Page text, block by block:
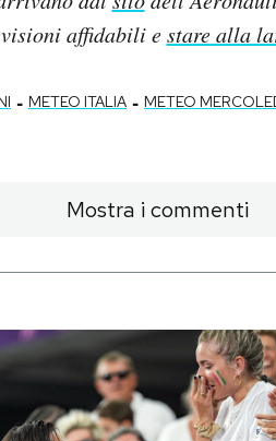
affidabili estare alla
- METEO ITALIA - METEO
Mostra i commenti